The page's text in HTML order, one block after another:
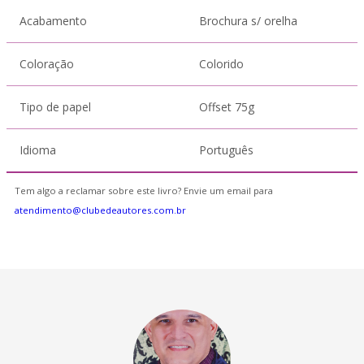
Acabamento Brochura s/ orelha
Coloração Colorido
Tipo de papel Offset 75g
Idioma Português
Tem algo a reclamar sobre este livro? Envie um email para
atendimento@clubedeautores.com.br